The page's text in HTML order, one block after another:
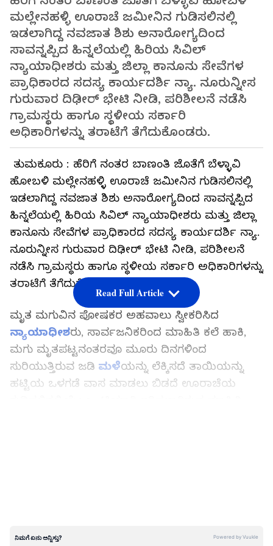
ಮಲ್ಲೇನಹಳ್ಳಿ ಊರಾಚೆ ಜಮೀನಿನ ಗುಡಿಸಲಿನಲ್ಲಿ
ಇಡಲಾಗಿದ್ದ ನವಜಾತ ಶಿಶು ಅನಾರೋಗ್ಯದಿಂದ
ಸಾವನ್ನಪ್ಪಿದ ಹಿನ್ನಲೆಯಲ್ಲಿ ಹಿರಿಯ ಸಿವಿಲ್‌
ನ್ಯಾಯಾಧೀಶರು ಮತ್ತು ಜಿಲ್ಲಾ ಕಾನೂನು ಸೇವೆಗಳ
ಪ್ರಾಧಿಕಾರದ ಸದಸ್ಯ ಕಾರ್ಯದರ್ಶಿ ನ್ಯಾ. ನೂರುನ್ನೀಸ
ಗುರುವಾರ ದಿಢೀರ್‌ ಭೇಟಿ ನೀಡಿ, ಪರಿಶೀಲನೆ ನಡೆಸಿ
ಗ್ರಾಮಸ್ಥರು ಹಾಗೂ ಸ್ಥಳೀಯ ಸರ್ಕಾರಿ
ಅಧಿಕಾರಿಗಳನ್ನು ತರಾಟೆಗೆ ತೆಗೆದುಕೊಂಡರು.
ತುಮಕೂರು : ಹೆರಿಗೆ ನಂತರ ಬಾಣಂತಿ ಜೊತೆಗೆ ಬೆಳ್ಳಾವಿ
ಹೋಬಳಿ ಮಲ್ಲೇನಹಳ್ಳಿ ಊರಾಚೆ ಜಮೀನಿನ ಗುಡಿಸಲಿನಲ್ಲಿ
ಇಡಲಾಗಿದ್ದ ನವಜಾತ ಶಿಶು ಅನಾರೋಗ್ಯದಿಂದ ಸಾವನ್ನಪ್ಪಿದ
ಹಿನ್ನಲೆಯಲ್ಲಿ ಹಿರಿಯ ಸಿವಿಲ್‌ ನ್ಯಾಯಾಧೀಶರು ಮತ್ತು ಜಿಲ್ಲಾ
ಕಾನೂನು ಸೇವೆಗಳ ಪ್ರಾಧಿಕಾರದ ಸದಸ್ಯ ಕಾರ್ಯದರ್ಶಿ ನ್ಯಾ.
ನೂರುನ್ನೀಸ ಗುರುವಾರ ದಿಢೀರ್‌ ಭೇಟಿ ನೀಡಿ, ಪರಿಶೀಲನೆ
ನಡೆಸಿ ಗ್ರಾಮಸ್ಥರು ಹಾಗೂ ಸ್ಥಳೀಯ ಸರ್ಕಾರಿ ಅಧಿಕಾರಿಗಳನ್ನು
ತರಾಟೆಗೆ ತೆಗೆದುಕೊಂಡರು.
ಮೃತ ಮಗುವಿನ ಪೋಷಕರ ಅಹವಾಲು ಸ್ವೀಕರಿಸಿದ
ನ್ಯಾಯಾಧೀಶರು, ಸಾರ್ವಜನಿಕರಿಂದ ಮಾಹಿತಿ ಕಲೆ ಹಾಕಿ,
ಮಗು ಮೃತಪಟ್ಟನಂತರವೂ ಮೂರು ದಿನಗಳಿಂದ
ಸುರಿಯುತ್ತಿರುವ ಜಡಿ ಮಳೆಯನ್ನು ಲೆಕ್ಕಿಸದೆ ತಾಯಿಯನ್ನು
ಹಟ್ಟಿಯ ಒಳಗಡೆ ವಾಸ ಮಾಡಲು ಬಿಡದೆ ಊರಾಚೆಯ
ಮತ್ತು ಮಗುವನ್ನು ಊರಾಚೆಯ ಗುಡಿಸಲಿನಲ್ಲಿಯೇ ಇರಿಸಿದ
Read Full Article